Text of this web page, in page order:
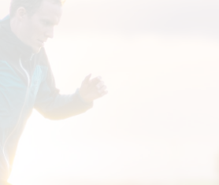
Lab
Standorte
Karriere